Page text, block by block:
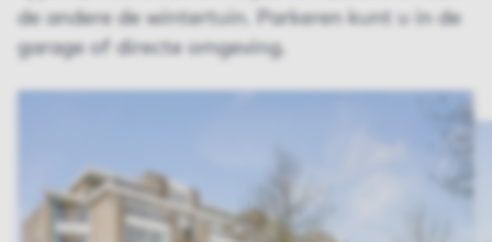
de andere de wintertuin. Parkeren kunt u in de
garage of directe omgeving.